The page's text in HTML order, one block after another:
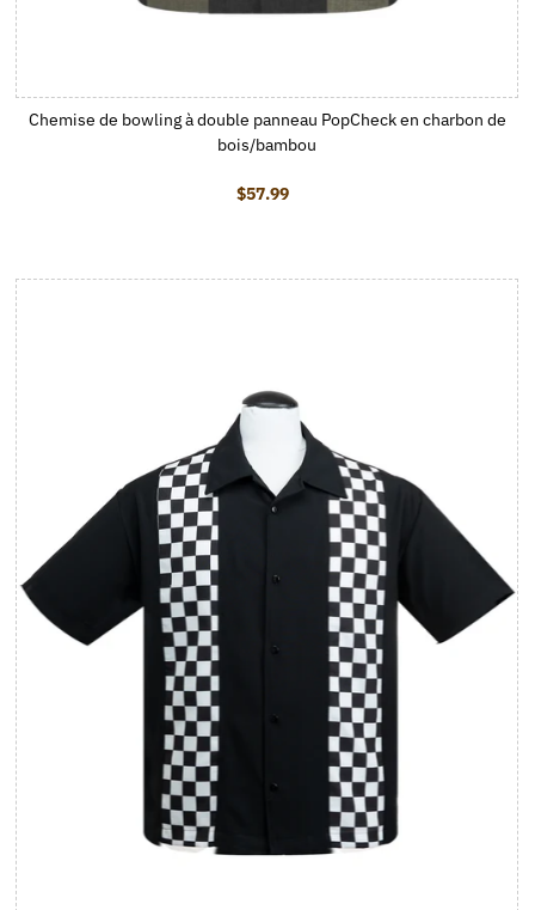
Chemise de bowling à double panneau PopCheck en charbon de
bois/bambou
Prix ordinaire
$57.99